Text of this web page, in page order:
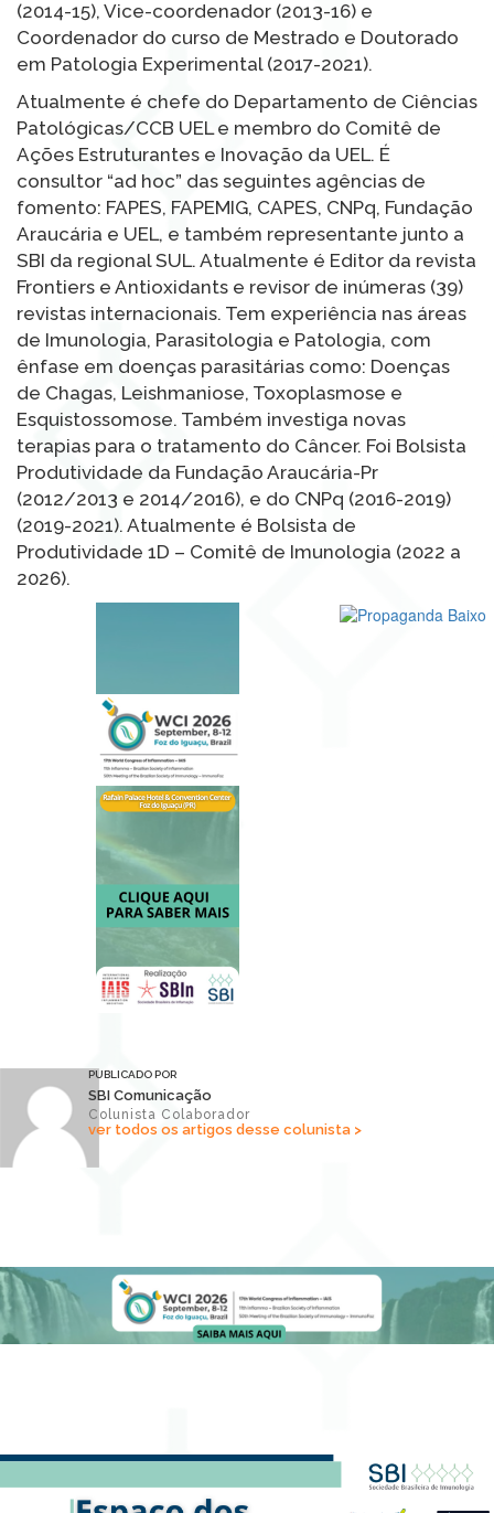
(2014-15), Vice-coordenador (2013-16) e
Coordenador do curso de Mestrado e Doutorado
em Patologia Experimental (2017-2021).
Atualmente é chefe do Departamento de Ciências
Patológicas/CCB UEL e membro do Comitê de
Ações Estruturantes e Inovação da UEL. É
consultor “ad hoc” das seguintes agências de
fomento: FAPES, FAPEMIG, CAPES, CNPq, Fundação
Araucária e UEL, e também representante junto a
SBI da regional SUL. Atualmente é Editor da revista
Frontiers e Antioxidants e revisor de inúmeras (39)
revistas internacionais. Tem experiência nas áreas
de Imunologia, Parasitologia e Patologia, com
ênfase em doenças parasitárias como: Doenças
de Chagas, Leishmaniose, Toxoplasmose e
Esquistossomose. Também investiga novas
terapias para o tratamento do Câncer. Foi Bolsista
Produtividade da Fundação Araucária-Pr
(2012/2013 e 2014/2016), e do CNPq (2016-2019)
(2019-2021). Atualmente é Bolsista de
Produtividade 1D – Comitê de Imunologia (2022 a
2026).
PUBLICADO POR
SBI Comunicação
Colunista Colaborador
ver todos os artigos desse colunista >